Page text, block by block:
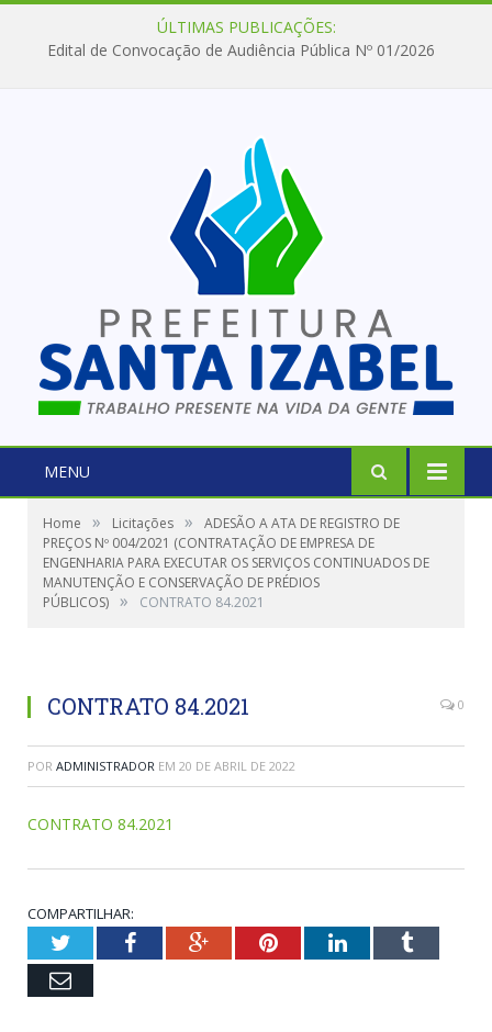
ÚLTIMAS PUBLICAÇÕES:
Edital de Convocação de Audiência Pública Nº 01/2026
MENU
Home » Licitações »
ADESÃO A ATA DE REGISTRO DE
PREÇOS Nº 004/2021 (CONTRATAÇÃO DE EMPRESA DE
ENGENHARIA PARA EXECUTAR OS SERVIÇOS CONTINUADOS DE
MANUTENÇÃO E CONSERVAÇÃO DE PRÉDIOS
PÚBLICOS) » CONTRATO 84.2021
CONTRATO 84.2021 0
POR ADMINISTRADOR EM 20 DE ABRIL DE 2022
CONTRATO 84.2021
COMPARTILHAR:
TwitterFacebookGoogle+PinterestLinkedInTumblr
Email